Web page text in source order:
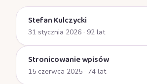
Stefan Kulczycki
31 stycznia 2026 · 92 lat
Stronicowanie wpisów
15 czerwca 2025 · 74 lat